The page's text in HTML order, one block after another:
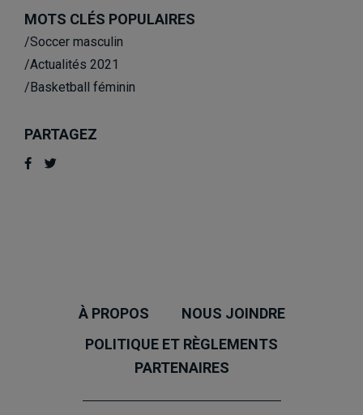
MOTS CLÉS POPULAIRES
/Soccer masculin
/Actualités 2021
/Basketball féminin
PARTAGEZ
À PROPOS
NOUS JOINDRE
POLITIQUE ET RÈGLEMENTS
PARTENAIRES